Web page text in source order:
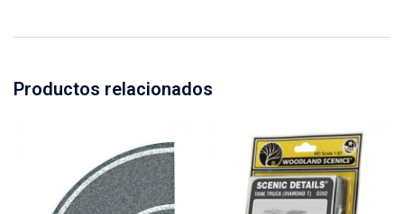
Productos relacionados